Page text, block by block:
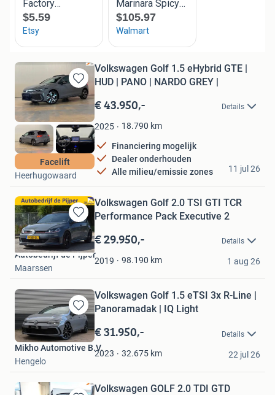
Bewaren
in
Mijn
Favorieten
Facelift
Volkswagen Golf 1.5 eHybrid GTE |
HUD | PANO | NARDO GREY |
€ 43.950,- Details
2025 18.790 km
Financiering mogelijk
Dealer onderhouden
Alle milieu/emissie zones
Luxo Automotive
Heerhugowaard
11 jul 26
Bewaren
in
Mijn
Favorieten
Volkswagen Golf 2.0 TSI GTI TCR
Performance Pack Executive 2
€ 29.950,- Details
2019 98.190 km
Autobedrijf de Pijper
Maarssen
1 aug 26
Bewaren
in
Mijn
Favorieten
Volkswagen Golf 1.5 eTSI 3x R-Line |
Panoramadak | IQ Light
€ 31.950,- Details
2023 32.675 km
Mikho Automotive B.V.
Hengelo
22 jul 26
Volkswagen GOLF 2.0 TDI GTD